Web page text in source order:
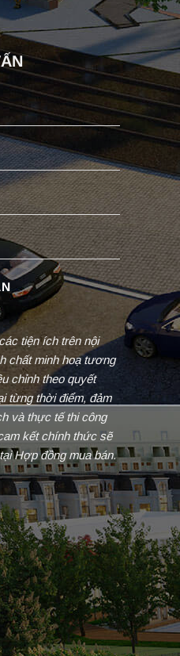
tiện ích trên nội
chất minh hoạ tương
chỉnh theo quyết
từng thời điểm, đảm
và thực tế thi công
kết chính thức sẽ
Hợp đồng mua bán.